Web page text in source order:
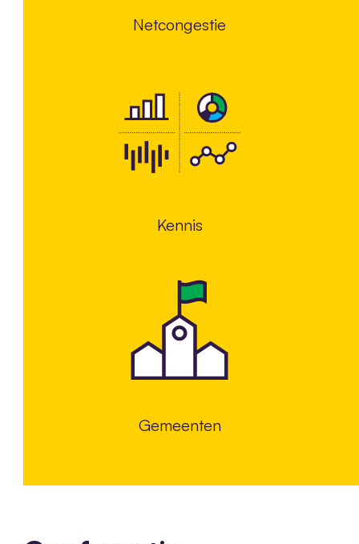
Netcongestie
Kennis
Gemeenten